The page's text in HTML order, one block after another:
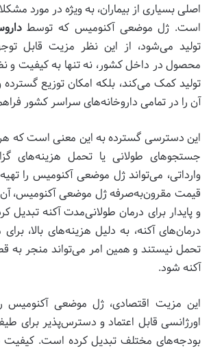
اصلی بسیاری از بیماران، به ویژه در مورد
است. ژل موضعی آکنومیس که توسط
تولید می‌شود، از این نظر مزیت قابل
محصول در داخل کشور، نه تنها به کیفیت و
تولید کمک می‌کند، بلکه امکان توزیع
آن را در تمامی داروخانه‌های سراسر کشور
این دسترسی گسترده به این معنی است که هر
جستجوهای طولانی یا تحمل هزینه‌های
وارداتی، می‌تواند ژل موضعی آکنومیس را
قیمت مقرون‌به‌صرفه ژل موضعی آکنومیس، آن
و پایدار برای درمان طولانی‌مدت آکنه تبدیل
درمان‌های آکنه، به دلیل هزینه‌های بالا،
تحمل نیستند و همین امر می‌تواند منجر به
آکنه شود.
این مزیت اقتصادی، ژل موضعی
اورژانسی قابل اعتماد و دسترس‌پذیر برای
بودجه‌های مختلف تبدیل کرده است. کیفیت